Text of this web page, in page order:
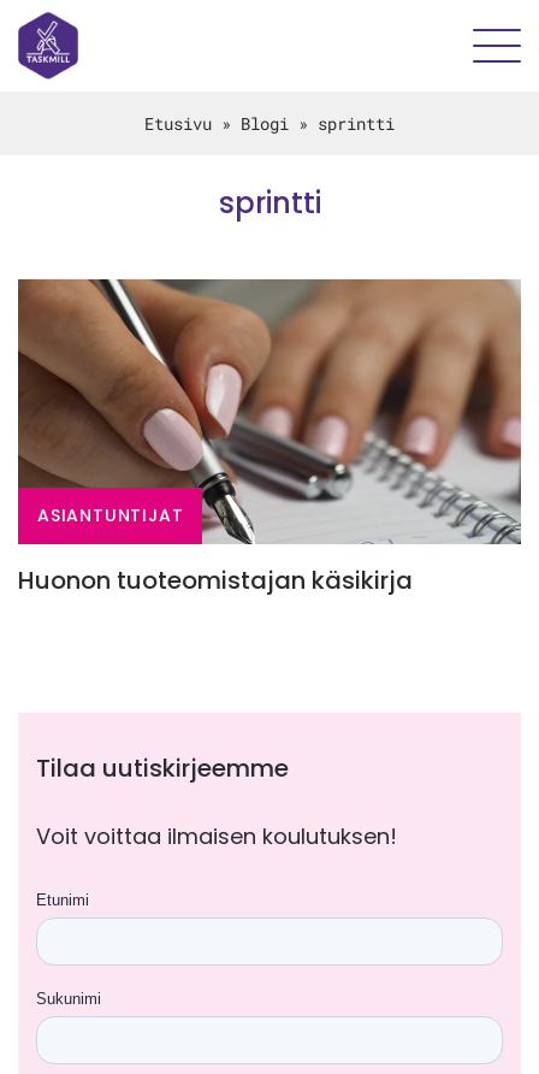
Etusivu » Blogi » sprintti
sprintti
ASIANTUNTIJAT
Huonon tuoteomistajan käsikirja
Tilaa uutiskirjeemme
Voit voittaa ilmaisen koulutuksen!